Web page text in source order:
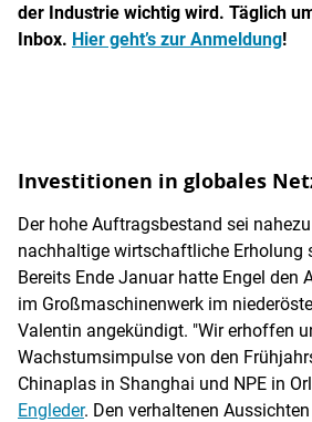
der Industrie wichtig wird. Täglich
Inbox. Hier geht’s zur Anmeldung!
Investitionen in globales
Der hohe Auftragsbestand sei
nachhaltige wirtschaftliche Erholung
Bereits Ende Januar hatte Engel den
im Großmaschinenwerk im
Valentin angekündigt. "Wir erhoffen
Wachstumsimpulse von den
Chinaplas in Shanghai und NPE in
Engleder. Den verhaltenen